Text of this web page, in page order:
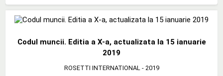
Codul muncii. Editia a X-a, actualizata la 15 ianuarie
2019
ROSETTI INTERNATIONAL - 2019